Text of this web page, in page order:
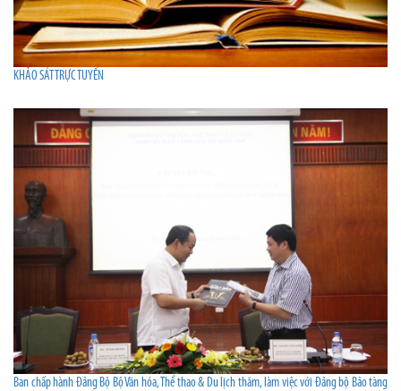
KHẢO SÁT TRỰC TUYẾN
Ban chấp hành Đảng Bộ Bộ Văn hóa, Thể thao & Du lịch thăm, làm việc với Đảng bộ Bảo tàng